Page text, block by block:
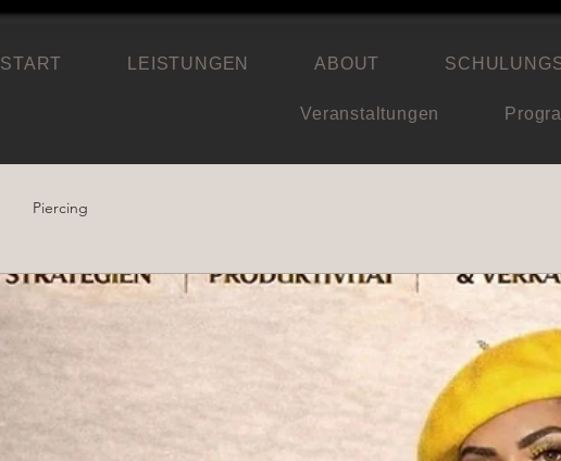
START LEISTUNGEN ABOUT
Veranstaltungen
Piercing